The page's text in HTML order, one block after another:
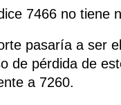
7466 no tiene
pasaría a ser
de pérdida de
a 7260.